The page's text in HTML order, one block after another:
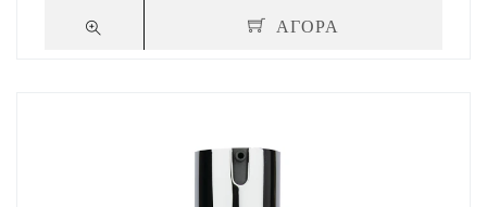
ΑΓΟΡΑ